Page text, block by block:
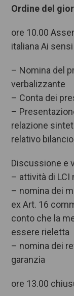
Ordine del
ore 10.00
italiana Ai
– Nomina del
verbalizzante
– Conta dei
–
relazione
relativo
Discussione e
– attività di
– nomina dei
ex Art. 16
conto che la
essere rieletta
– nomina dei
garanzia
ore 13.00